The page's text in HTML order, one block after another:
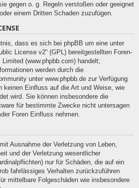
gegen o. g. Regeln verstoßen oder geeignet
einem Dritten Schaden zuzufügen.
dass es sich bei phpBB um eine unter
License v2“ (GPL) bereitgestellten Foren-
(www.phpbb.com) handelt;
werden durch die
unter www.phpbb.de zur Verfügung
keinen Einfluss auf die Art und Weise, wie
wird. Sie können insbesondere die
für bestimmte Zwecke nicht untersagen
Foren Einfluss nehmen.
Ausnahme der Verletzung von Leben,
und der Verletzung wesentlicher
nur für Schäden, die auf ein
fahrlässiges Verhalten zurückzuführen
mittelbare Folgeschäden wie insbesondere